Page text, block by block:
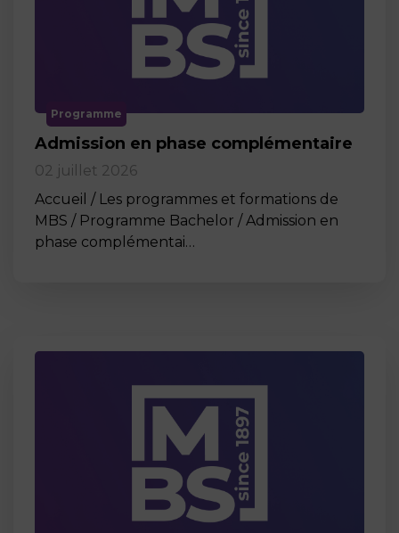
Programme
Admission en phase complémentaire
02 juillet 2026
Accueil / Les programmes et formations de
MBS / Programme Bachelor / Admission en
phase complémentai…